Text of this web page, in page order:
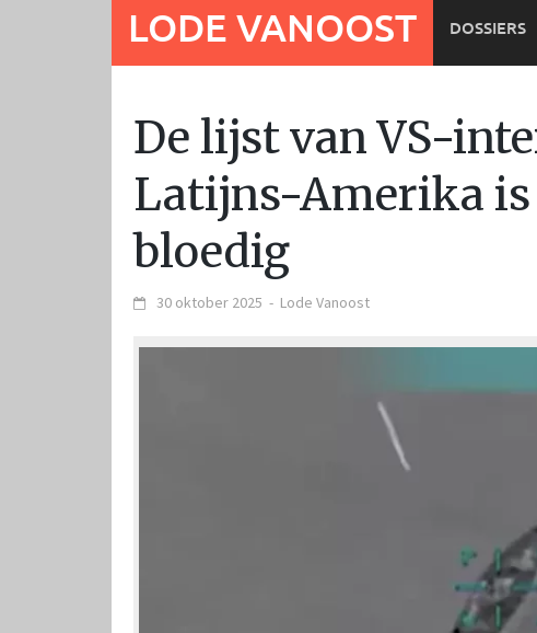
LODE VANOOST DOSSIERS
De lijst van VS-
Latijns-Amerika is
bloedig
30 oktober 2025 - Lode Vanoost